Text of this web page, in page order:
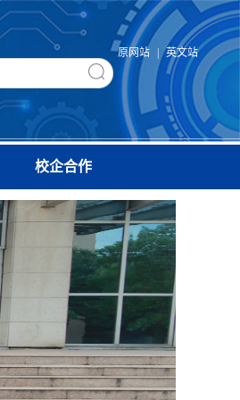
原网站 英文站
校企合作